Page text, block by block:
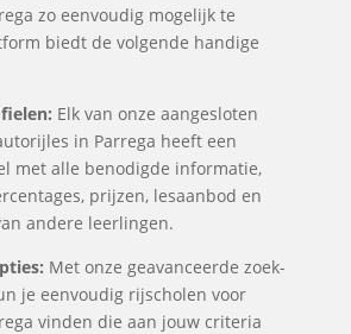
zo eenvoudig mogelijk te
biedt de volgende handige
Elk van onze aangesloten
in Parrega heeft een
met alle benodigde informatie,
prijzen, lesaanbod en
andere leerlingen.
Met onze geavanceerde zoek-
je eenvoudig rijscholen voor
vinden die aan jouw criteria